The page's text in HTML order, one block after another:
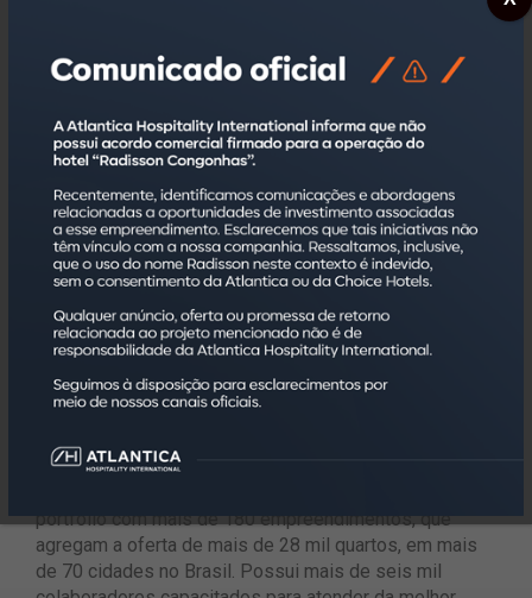
programa de fidelidade. Em 2024, com o sucesso da
plataforma, ele foi reestruturado para ser a marca
os hóspedes, tornando-se a solução completa de
reservas, benefícios na hospedagem e de ganho e
troca de pontos. Disponibiliza uma busca ampla por
acomodação em todos os empreendimentos (hotéis e
residenciais), com acúmulo de pontos (cada R$ 1 em
hospedagem vale 1 ponto Let’s) nas reservas
realizadas via canal direto (site Let’s Atlantica,
telefone, e-mail ou balcão do hotel), que podem ser
trocados por diárias, produtos e serviços no catálogo
Fundada em 1998, a Atlantica Hospitality International,
portfólio com mais de 180 empreendimentos, que
agregam a oferta de mais de 28 mil quartos, em mais
de 70 cidades no Brasil. Possui mais de seis mil